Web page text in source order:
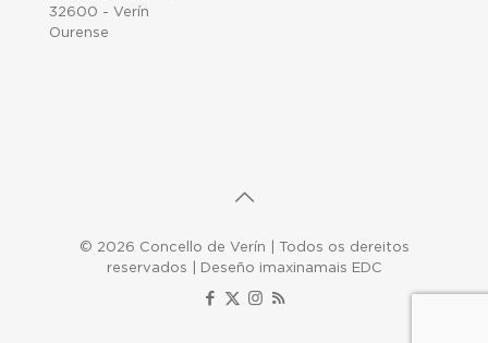
32600 - Verín
Ourense
© 2026 Concello de Verín | Todos os dereitos
reservados | Deseño imaxinamais EDC